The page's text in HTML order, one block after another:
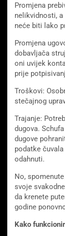
Promjena
nelikvidnosti,
neće biti lako
Promjena
dobavljača
oni uvijek
prije
Troškovi:
stečajnog
Trajanje:
dugova.
dugove
podatke
odahnuti.
No,
svoje
da krenete
godine
Kako